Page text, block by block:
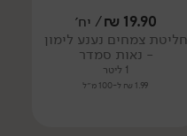
19.90
₪/ יח׳
חליטת צמחים נענע לימון
- נאות סמדר
1 ליטר
1.99 ₪ ל-100 מ״ל